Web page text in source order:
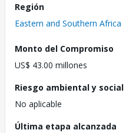
Región
Eastern and Southern Africa
Monto del Compromiso
US$ 43.00 millones
Riesgo ambiental y social
No aplicable
Última etapa alcanzada